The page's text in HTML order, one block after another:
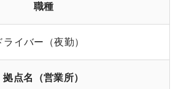
職種
ライバー（夜勤）
拠点名（営業所）